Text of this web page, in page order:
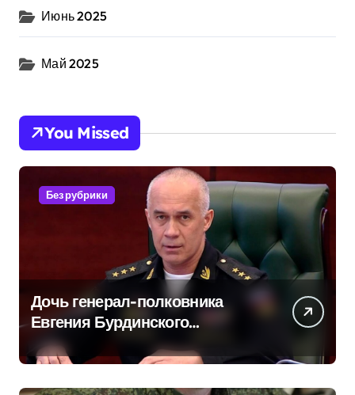
Июнь 2025
Май 2025
You Missed
Без рубрики
Дочь генерал-полковника
Евгения Бурдинского
оказывает платные услуги по
вопросам военной службы и
бронирования